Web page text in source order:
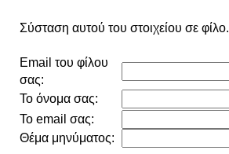
Σύσταση αυτού του στοιχείου σε φίλο.
Email του φίλου
σας:
Το όνομα σας:
Το email σας:
Θέμα μηνύματος: